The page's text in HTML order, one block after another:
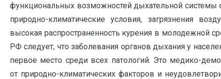
функциональных возможностей дыхательной системы
природно-климатические условия, загрязнения
высокая распространенность курения в молодежной
РФ следует, что заболевания органов дыхания у
первое место среди всех патологий. Это медико-
от природно-климатических факторов и